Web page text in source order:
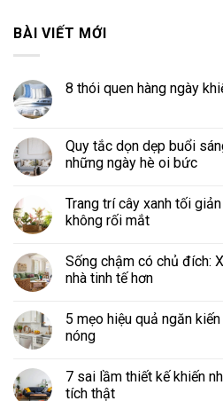
BÀI VIẾT MỚI
8 thói quen hàng ngày
Quy tắc dọn dẹp buổi
những ngày hè oi bức
Trang trí cây xanh tối
không rối mắt
Sống chậm có chủ đích:
nhà tinh tế hơn
5 mẹo hiệu quả ngăn
nóng
7 sai lầm thiết kế khiến
tích thật